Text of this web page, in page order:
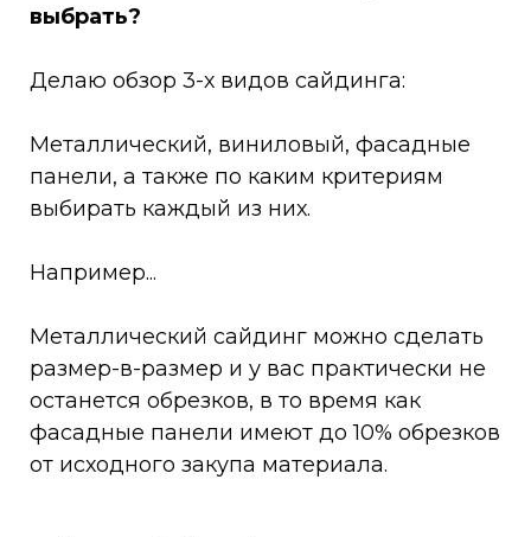
выбрать?
Делаю обзор 3-х видов сайдинга:
Металлический, виниловый, фасадные
панели, а также по каким критериям
выбирать каждый из них.
Например...
Металлический сайдинг можно сделать
размер-в-размер и у вас практически не
останется обрезков, в то время как
фасадные панели имеют до 10% обрезков
от исходного закупа материала.